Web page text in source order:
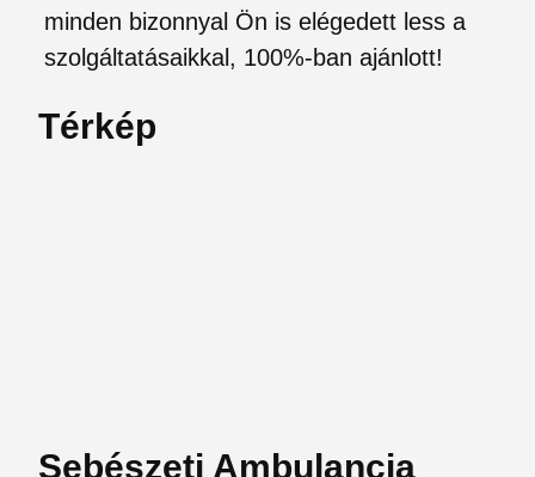
minden bizonnyal Ön is elégedett less a
szolgáltatásaikkal, 100%-ban ajánlott!
Térkép
Sebészeti Ambulancia